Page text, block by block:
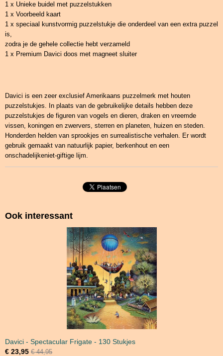
1 x Unieke buidel met puzzelstukken
1 x Voorbeeld kaart
1 x speciaal kunstvormig puzzelstukje die onderdeel van een extra puzzel
is,
zodra je de gehele collectie hebt verzameld
1 x Premium Davici doos met magneet sluiter
Davici is een zeer exclusief Amerikaans puzzelmerk met houten
puzzelstukjes. In plaats van de gebruikelijke details hebben deze
puzzelstukjes de figuren van vogels en dieren, draken en vreemde
vissen, koningen en zwervers, sterren en planeten, huizen en steden.
Honderden helden van sprookjes en surrealistische verhalen. Er wordt
gebruik gemaakt van natuurlijk papier, berkenhout en een
onschadelijkeniet-giftige lijm.
Ook interessant
Davici - Spectacular Frigate - 130 Stukjes
€ 23,95 € 44,95